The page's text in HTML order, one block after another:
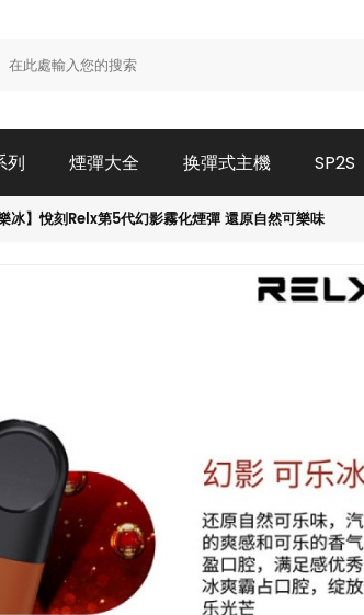
列 煙彈大全 换彈式主機 SP2S
樂冰】悅刻Relx第5代幻影霧化煙彈 還原自然可樂味